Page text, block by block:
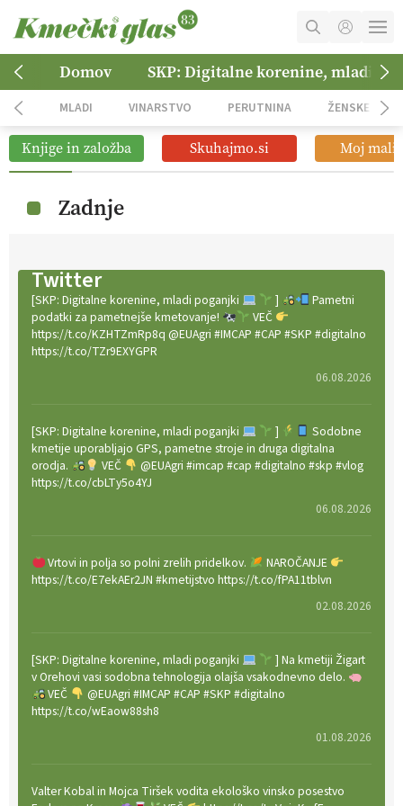
MOJ RAČUN
NAROČITE SE
OGLASNO TRŽENJE
Domov SKP: Digitalne korenine, mladi
MLADI VINARSTVO PERUTNINA ŽENSKE
Knjige in založba Skuhajmo.si Moj mali
Zadnje
Twitter
[SKP: Digitalne korenine, mladi poganjki ]
Pametni
podatki za pametnejše kmetovanje!
VEČ
https://t.co/KZHTZmRp8q @EUAgri #IMCAP #CAP #SKP #digitalno
https://t.co/TZr9EXYGPR
06.08.2026
[SKP: Digitalne korenine, mladi poganjki ]
Sodobne
kmetije uporabljajo GPS, pametne stroje in druga digitalna
orodja.
VEČ
@EUAgri #imcap #cap #digitalno #skp #vlog
https://t.co/cbLTy5o4YJ
06.08.2026
Vrtovi in polja so polni zrelih pridelkov.
NAROČANJE
https://t.co/E7ekAEr2JN #kmetijstvo https://t.co/fPA11tblvn
02.08.2026
[SKP: Digitalne korenine, mladi poganjki
] Na kmetiji Žigart
v Orehovi vasi sodobna tehnologija olajša vsakodnevno delo.
VEČ
@EUAgri #IMCAP #CAP #SKP #digitalno
https://t.co/wEaow88sh8
01.08.2026
Valter Kobal in Mojca Tiršek vodita ekološko vinsko posestvo